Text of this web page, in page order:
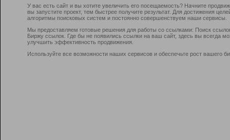
У вас есть сайт и вы хотите увеличить его посещаемость? Начните
вы запустите проект, тем быстрее получите результат. Для достижения
алгоритмы поисковых систем и постоянно совершенствуем наши сервисы.
Мы предоставляем готовые решения для работы со ссылками: Поиск
Биржу ссылок. Где бы не появились ссылки на ваш сайт, здесь вы всегда
улучшить эффективность продвижения.
Используйте все возможности наших сервисов и обеспечьте рост вашего